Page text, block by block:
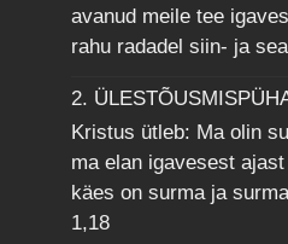
avanud meile tee
rahu radadel siin- ja
2.
Kristus ütleb: Ma olin
ma elan igavesest
käes on surma ja
1,18